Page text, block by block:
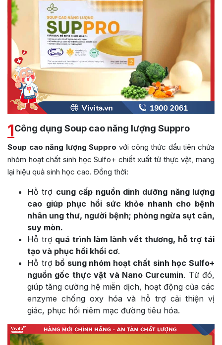
1Công dụng Soup cao năng lượng Suppro
Soup cao năng lượng Suppro với công thức đầu tiên chứa
nhóm hoạt chất sinh học Sulfo+ chiết xuất từ thực vật, mang
lại hiệu quả sinh học cao. Đồng thời:
Hỗ trợ cung cấp nguồn dinh dưỡng năng lượng
cao giúp phục hồi sức khỏe nhanh cho bệnh
nhân ung thư, người bệnh; phòng ngừa sụt cân,
suy mòn.
Hỗ trợ quá trình làm lành vết thương, hỗ trợ tái
tạo và phục hồi khối cơ.
Hỗ trợ bổ sung nhóm hoạt chất sinh học Sulfo+
nguồn gốc thực vật và Nano Curcumin. Từ đó,
giúp tăng cường hệ miễn dịch, hoạt động của các
enzyme chống oxy hóa và hỗ trợ cải thiện vị
giác, phục hồi niêm mạc đường tiêu hóa.